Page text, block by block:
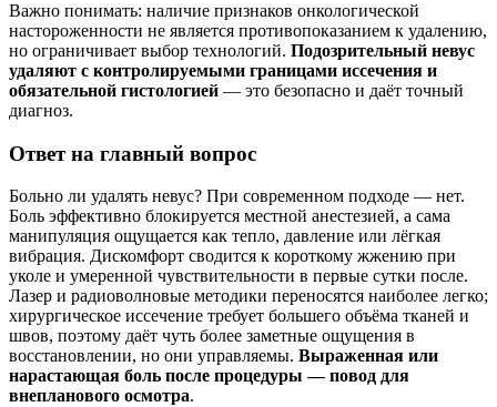
Важно понимать: наличие признаков онкологической
настороженности не является противопоказанием к удалению,
но ограничивает выбор технологий. Подозрительный невус
удаляют с контролируемыми границами иссечения и
обязательной гистологией — это безопасно и даёт точный
диагноз.
Ответ на главный вопрос
Больно ли удалять невус? При современном подходе — нет.
Боль эффективно блокируется местной анестезией, а сама
манипуляция ощущается как тепло, давление или лёгкая
вибрация. Дискомфорт сводится к короткому жжению при
уколе и умеренной чувствительности в первые сутки после.
Лазер и радиоволновые методики переносятся наиболее легко;
хирургическое иссечение требует большего объёма тканей и
швов, поэтому даёт чуть более заметные ощущения в
восстановлении, но они управляемы. Выраженная или
нарастающая боль после процедуры — повод для
внепланового осмотра.